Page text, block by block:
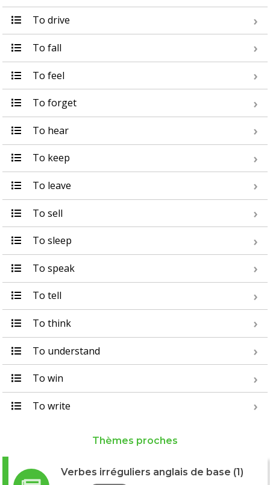
To drive
To fall
To feel
To forget
To hear
To keep
To leave
To sell
To sleep
To speak
To tell
To think
To understand
To win
To write
Thèmes proches
Verbes irréguliers anglais de base (1)